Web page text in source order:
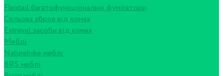
Flextail багатофункціональні фумігатори
Сольова зброя від комах
Extravel засоби від комах
Меблі
Naturehike меблі
BRS меблі